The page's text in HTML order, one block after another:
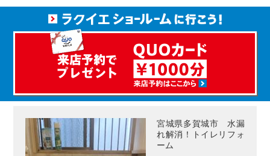
宮城県多賀城市 水漏
れ解消！トイレリフォ
ーム